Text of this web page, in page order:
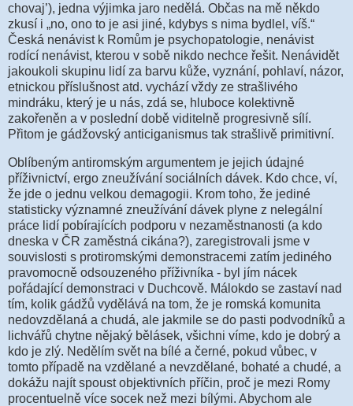
chovaj’), jedna výjimka jaro nedělá. Občas na mě někdo
zkusí i „no, ono to je asi jiné, kdybys s nima bydlel, víš.“
Česká nenávist k Romům je psychopatologie, nenávist
rodící nenávist, kterou v sobě nikdo nechce řešit. Nenávidět
jakoukoli skupinu lidí za barvu kůže, vyznání, pohlaví, názor,
etnickou příslušnost atd. vychází vždy ze strašlivého
mindráku, který je u nás, zdá se, hluboce kolektivně
zakořeněn a v poslední době viditelně progresivně sílí.
Přitom je gádžovský anticiganismus tak strašlivě primitivní.
Oblíbeným antiromským argumentem je jejich údajné
příživnictví, ergo zneužívání sociálních dávek. Kdo chce, ví,
že jde o jednu velkou demagogii. Krom toho, že jediné
statisticky významné zneužívání dávek plyne z nelegální
práce lidí pobírajících podporu v nezaměstnanosti (a kdo
dneska v ČR zaměstná cikána?), zaregistrovali jsme v
souvislosti s protiromskými demonstracemi zatím jediného
pravomocně odsouzeného příživníka - byl jím nácek
pořádající demonstraci v Duchcově. Málokdo se zastaví nad
tím, kolik gádžů vydělává na tom, že je romská komunita
nedovzdělaná a chudá, ale jakmile se do pasti podvodníků a
lichvářů chytne nějaký bělásek, všichni víme, kdo je dobrý a
kdo je zlý. Nedělím svět na bílé a černé, pokud vůbec, v
tomto případě na vzdělané a nevzdělané, bohaté a chudé, a
dokážu najít spoust objektivních příčin, proč je mezi Romy
procentuelně více socek než mezi bílými. Abychom ale